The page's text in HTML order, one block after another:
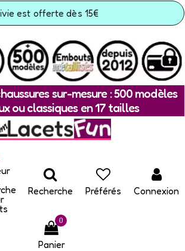
est offerte dès 15€
sur-mesure : 500 modèles
ou classiques en 17 tailles
Recherche Préférés Connexion
0
Panier